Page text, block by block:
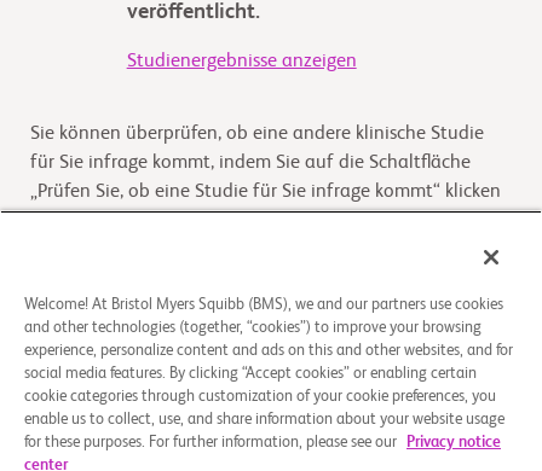
veröffentlicht.
Studienergebnisse anzeigen
Sie können überprüfen, ob eine andere klinische Studie
für Sie infrage kommt, indem Sie auf die Schaltfläche
„Prüfen Sie, ob eine Studie für Sie infrage kommt“ klicken
Überblick
Eine multizentrische, offene, randomisierte Phase-III-
Studie zur Untersuchung der Wirksamkeit und Sicherheit
von Fedratinib im Vergleich zur besten verfügbaren
Welcome! At Bristol Myers Squibb (BMS), we and our partners use cookies
and other technologies (together, “cookies”) to improve your browsing
experience, personalize content and ads on this and other websites, and for
social media features. By clicking “Accept cookies” or enabling certain
cookie categories through customization of your cookie preferences, you
enable us to collect, use, and share information about your website usage
for these purposes. For further information, please see our
Privacy notice
center